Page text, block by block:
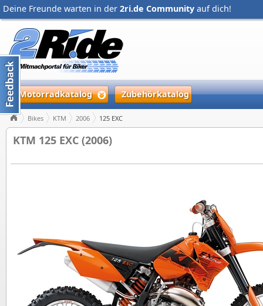
Deine Freunde warten in der 2ri.de Community auf dich!
Motorradkatalog Zubehörkatalog
Bikes KTM 2006 125 EXC
KTM 125 EXC (2006)